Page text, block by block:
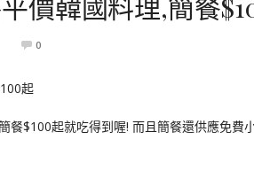
價韓國料理,簡餐
0
餐$100起就吃得到喔! 而且簡餐還供應免費